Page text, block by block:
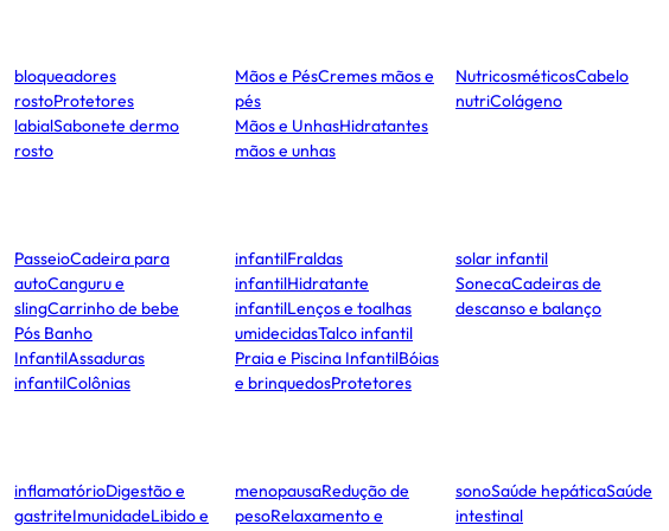
bloqueadores
rostoProtetores
labialSabonete dermo
rosto
Mãos e PésCremes mãos e
pés
Mãos e UnhasHidratantes
mãos e unhas
NutricosméticosCabelo
nutriColágeno
PasseioCadeira para
autoCanguru e
slingCarrinho de bebe
Pós Banho
InfantilAssaduras
infantilColônias
infantilFraldas
infantilHidratante
infantilLenços e toalhas
umidecidasTalco infantil
Praia e Piscina InfantilBóias
e brinquedosProtetores
solar infantil
SonecaCadeiras de
descanso e balanço
inflamatórioDigestão e
gastriteImunidadeLibido e
menopausaRedução de
pesoRelaxamento e
sonoSaúde hepáticaSaúde
intestinal